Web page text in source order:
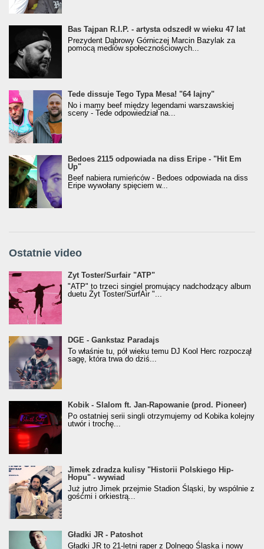
Bas Tajpan R.I.P. - artysta odszedł w wieku 47 lat
Prezydent Dąbrowy Górniczej Marcin Bazylak za
pomocą mediów społecznościowych...
Tede dissuje Tego Typa Mesa! "64 lajny"
No i mamy beef między legendami warszawskiej
sceny - Tede odpowiedział na...
Bedoes 2115 odpowiada na diss Eripe - "Hit Em
Up"
Beef nabiera rumieńców - Bedoes odpowiada na diss
Eripe wywołany spięciem w...
Ostatnie video
Żyt Toster/SurfAir - ATP VIDEO
Żyt Toster/Surfair "ATP"
"ATP" to trzeci singiel promujący nadchodzący album
duetu Żyt Toster/SurfAir "...
donGURALesko z nagrodą za
Klasyczny/Trueschoolowy Album Roku
(Popkillery 2023)
DGE - Gankstaz Paradajs
To właśnie tu, pół wieku temu DJ Kool Herc rozpoczął
sagę, która trwa do dziś...
Kobik - Slalom ft. Jan-Rapowanie (prod. Pioneer)
[Official Music Visualiser]
Kobik - Slalom ft. Jan-Rapowanie (prod. Pioneer)
Po ostatniej serii singli otrzymujemy od Kobika kolejny
utwór i trochę...
Jimek zdradza kulisy "Historii Polskiego Hip-
Hopu" - wywiad
Jimek zdradza kulisy "Historii Polskiego Hip-
Hopu" - wywiad
Już jutro Jimek przejmie Stadion Śląski, by wspólnie z
gośćmi i orkiestrą...
Gładki JR - Patoshot
Gładki JR - Patoshot
Gładki JR to 21-letni raper z Dolnego Śląska i nowy